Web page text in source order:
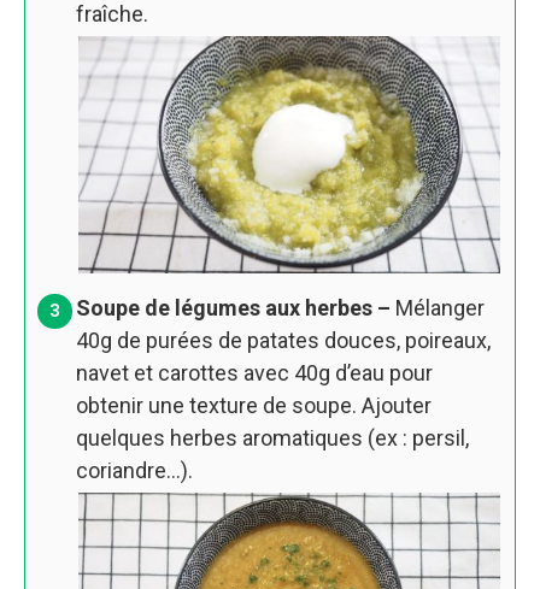
fraîche.
Soupe de légumes aux herbes – Mélanger
40g de purées de patates douces, poireaux,
navet et carottes avec 40g d’eau pour
obtenir une texture de soupe. Ajouter
quelques herbes aromatiques (ex : persil,
coriandre…).